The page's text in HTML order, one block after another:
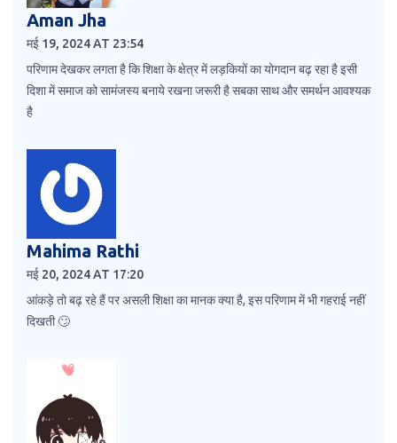
Aman Jha
मई 19, 2024 AT 23:54
परिणाम देखकर लगता है कि शिक्षा के क्षेत्र में लड़कियों का योगदान बढ़ रहा है इसी
दिशा में समाज को सामंजस्य बनाये रखना जरूरी है सबका साथ और समर्थन आवश्यक
है
Mahima Rathi
मई 20, 2024 AT 17:20
आंकड़े तो बढ़ रहे हैं पर असली शिक्षा का मानक क्या है, इस परिणाम में भी गहराई नहीं
दिखती 🙄